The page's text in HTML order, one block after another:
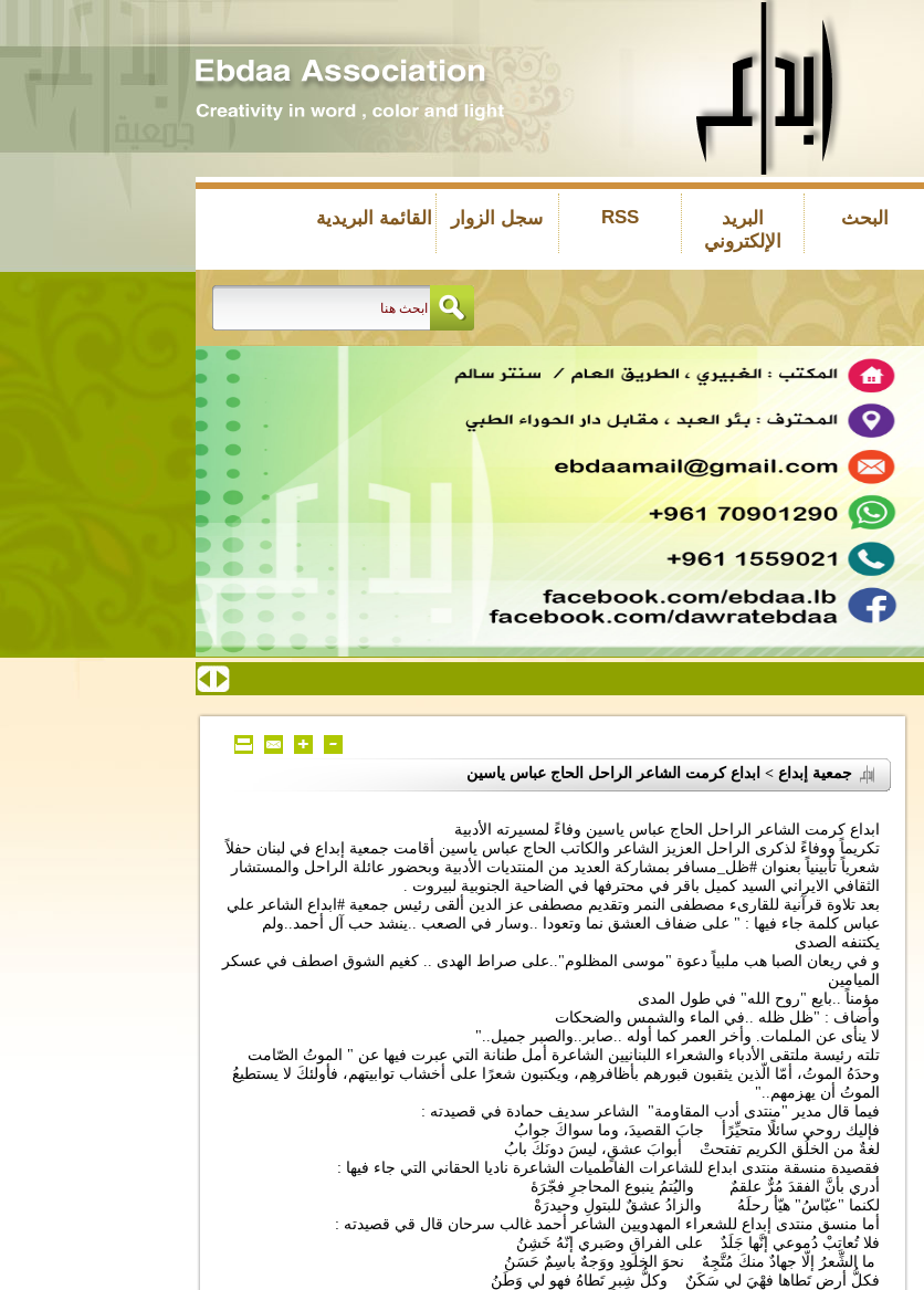
البحث
البريد
الإلكتروني
RSS سجل الزوار القائمة البريدية
جمعية إبداع > ابداع كرمت الشاعر الراحل الحاج عباس ياسين
ابداع كرمت الشاعر الراحل الحاج عباس ياسين وفاءً لمسيرته الأدبية
تكريماً ووفاءً لذكرى الراحل العزيز الشاعر والكاتب الحاج عباس ياسين أقامت جمعية إبداع في لبنان حفلاً
شعرياً تأبينياً بعنوان #ظل_مسافر بمشاركة العديد من المنتديات الأدبية وبحضور عائلة الراحل والمستشار
الثقافي الايراني السيد كميل باقر في محترفها في الضاحية الجنوبية لبيروت .
بعد تلاوة قرآنية للقارىء مصطفى النمر وتقديم مصطفى عز الدين ألقى رئيس جمعية #ابداع الشاعر علي
عباس كلمة جاء فيها : " على ضفاف العشق نما وتعودا ..وسار في الصعب ..ينشد حب آل أحمد..ولم
يكتنفه الصدى
و في ريعان الصبا هب ملبياً دعوة "موسى المظلوم"..على صراط الهدى .. كغيم الشوق اصطف في عسكر
الميامين
مؤمناً ..بايع "روح الله" في طول المدى
وأضاف : "ظل ظله ..في الماء والشمس والضحكات
لا ينأى عن الملمات. وأخر العمر كما أوله ..صابر..والصبر جميل.."
تلته رئيسة ملتقى الأدباء والشعراء اللبنانيين الشاعرة أمل طنانة التي عبرت فيها عن " الموتُ الصّامت
وحدَهُ الموتُ، أمّا الّذين يثقبون قبورهم بأظافرهِم، ويكتبون شعرًا على أخشاب توابيتهم، فأولئكَ لا يستطيعُ
الموتُ أن يهزمهم.."
فيما قال مدير "منتدى أدب المقاومة" الشاعر سديف حمادة في قصيدته :
فإليك روحي سائلًا متحيِّرًأ جابَ القصيدَ، وما سواكَ جوابُ
لغةٌ من الخلُق الكريم تفتحتْ أبوابَ عشقٍ، ليسَ دونَكَ بابُ
فقصيدة منسقة منتدى ابداع للشاعرات الفاطميات الشاعرة ناديا الحقاني التي جاء فيها :
أدري بأنَّ الفقدَ مُرٌّ علقمٌ واليُتمُ ينبوع المحاجرِ فجّرَهٔ
لكنما "عبّاسُ" هيّأ رحلَهُ والزادُ عشقٌ للبتولِ وحيدرَهْ
أما منسق منتدى إبداع للشعراء المهدويين الشاعر أحمد غالب سرحان قال قي قصيدته :
فلا تُعاتِبْ دُموعي إنَّها جَلَدٌ على الفراقِ وصَبري إنّهُ خَشِنُ
ما الشِّعرُ إلّا جهادٌ منكَ مُتَّجِهٌ نحوَ الخلودِ ووَجهٌ باسِمٌ حَسَنُ
فكلُّ أرضٍ تَطاها فهْيَ لي سَكَنٌ وكلُّ شِبرٍ تَطاهُ فهو لي وَطَنُ